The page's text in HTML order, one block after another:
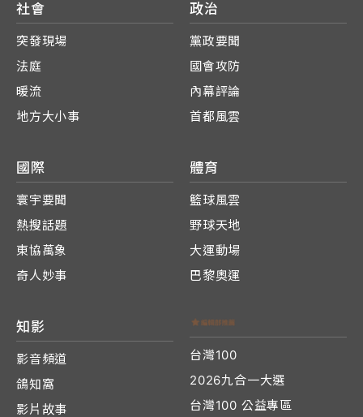
社會
突發現場
法庭
暖流
地方大小事
政治
黨政要聞
國會攻防
內幕評論
首都風雲
國際
寰宇要聞
熱搜話題
東協萬象
奇人妙事
體育
籃球風雲
野球天地
大運動場
巴黎奧運
知影
影音頻道
鴿知窩
影片故事
台灣100
2026九合一大選
台灣100 公益專區